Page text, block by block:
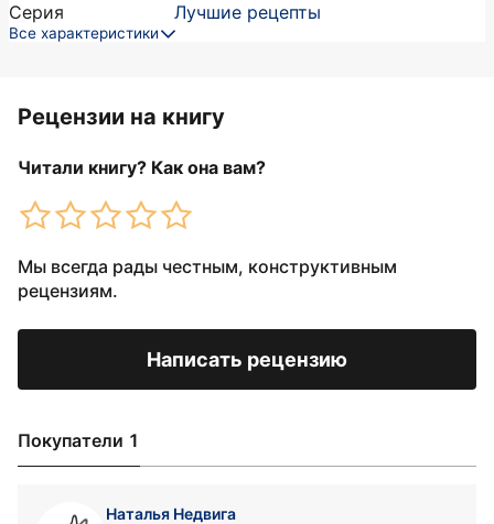
Серия
Лучшие рецепты
Все характеристики
Рецензии на книгу
Читали книгу? Как она вам?
Мы всегда рады честным, конструктивным
рецензиям.
Написать рецензию
Покупатели 1
Наталья Недвига